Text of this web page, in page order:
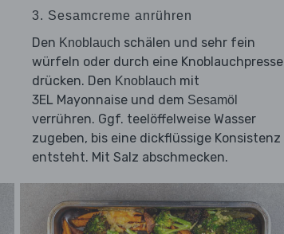
3. Sesamcreme anrühren
Den Knoblauch schälen und sehr fein
würfeln oder durch eine Knoblauchpresse
drücken. Den Knoblauch mit
3EL Mayonnaise und dem Sesamöl
verrühren. Ggf. teelöffelweise Wasser
zugeben, bis eine dickflüssige Konsistenz
entsteht. Mit Salz abschmecken.